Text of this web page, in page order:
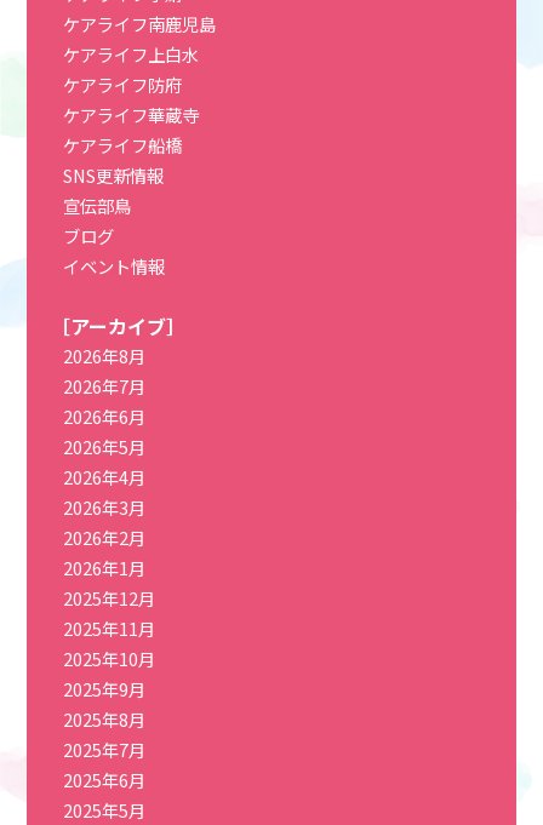
ケアライフ南鹿児島
ケアライフ上白水
ケアライフ防府
ケアライフ華蔵寺
ケアライフ船橋
SNS更新情報
宣伝部鳥
ブログ
イベント情報
［アーカイブ］
2026年8月
2026年7月
2026年6月
2026年5月
2026年4月
2026年3月
2026年2月
2026年1月
2025年12月
2025年11月
2025年10月
2025年9月
2025年8月
2025年7月
2025年6月
2025年5月